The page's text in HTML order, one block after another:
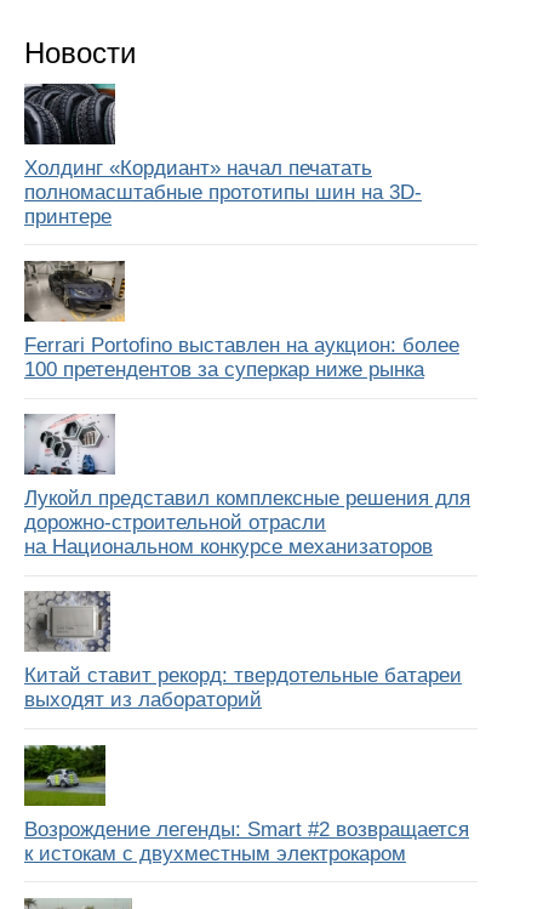
Новости
Холдинг «Кордиант» начал печатать
полномасштабные прототипы шин на 3D-
принтере
Ferrari Portofino выставлен на аукцион: более
100 претендентов за суперкар ниже рынка
Лукойл представил комплексные решения для
дорожно-строительной отрасли
на Национальном конкурсе механизаторов
Китай ставит рекорд: твердотельные батареи
выходят из лабораторий
Возрождение легенды: Smart #2 возвращается
к истокам с двухместным электрокаром